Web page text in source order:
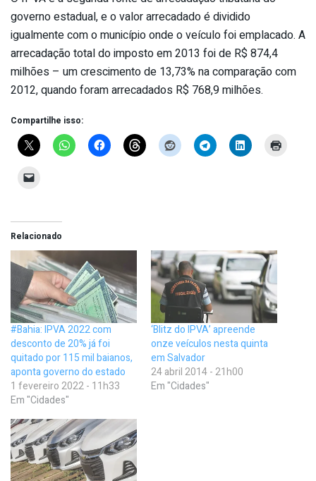
governo estadual, e o valor arrecadado é dividido
igualmente com o município onde o veículo foi emplacado. A
arrecadação total do imposto em 2013 foi de R$ 874,4
milhões – um crescimento de 13,73% na comparação com
2012, quando foram arrecadados R$ 768,9 milhões.
Compartilhe isso:
Relacionado
#Bahia: IPVA 2022 com
desconto de 20% já foi
quitado por 115 mil baianos,
aponta governo do estado
1 fevereiro 2022 - 11h33
Em "Cidades"
‘Blitz do IPVA’ apreende
onze veículos nesta quinta
em Salvador
24 abril 2014 - 21h00
Em "Cidades"